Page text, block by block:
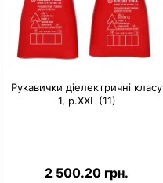
Рукавички діелектричні класу
1, р.XXL (11)
2 500.20 грн.